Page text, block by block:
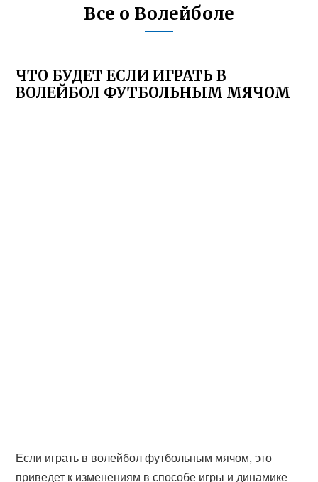
Все о Волейболе
ЧТО БУДЕТ ЕСЛИ ИГРАТЬ В
ВОЛЕЙБОЛ ФУТБОЛЬНЫМ МЯЧОМ
Если играть в волейбол футбольным мячом, это
приведет к изменениям в способе игры и динамике